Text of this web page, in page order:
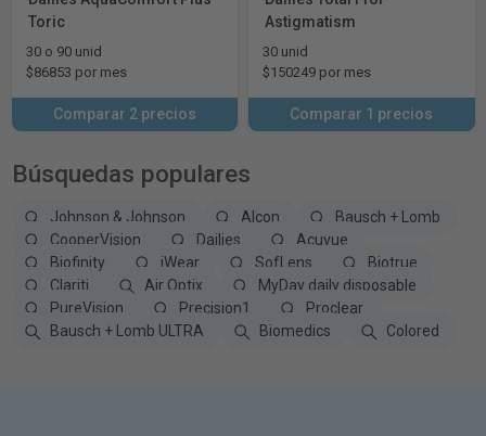
Toric
30 o 90 unid
$86853 por mes
Comparar 2 precios
Astigmatism
30 unid
$150249 por mes
Comparar 1 precios
Búsquedas populares
Johnson & Johnson Alcon
Bausch + Lomb
CooperVision
Dailies
Acuvue
Biofinity
iWear SofLens
Biotrue
Clariti
Air Optix
MyDay daily disposable
PureVision
Precision1
Proclear
Bausch + Lomb ULTRA
Biomedics Colored